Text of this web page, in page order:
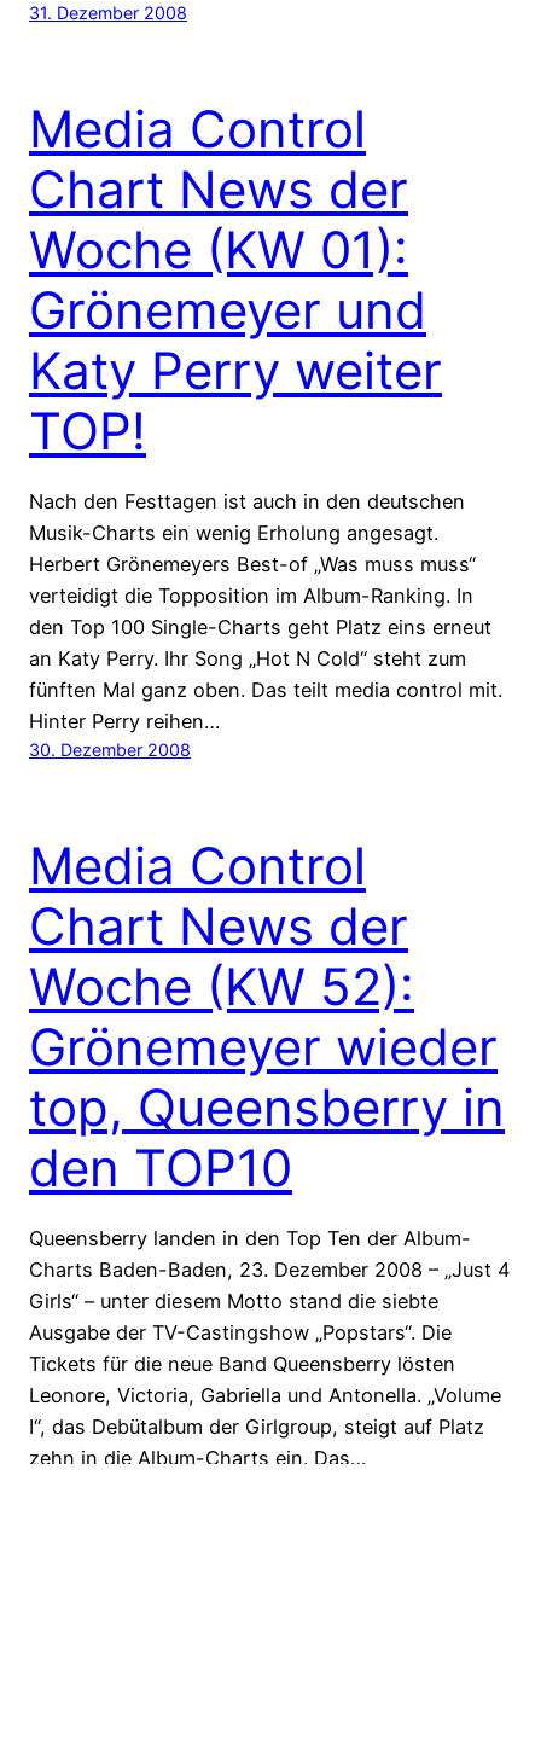
31. Dezember 2008
Media Control
Chart News der
Woche (KW 01):
Grönemeyer und
Katy Perry weiter
TOP!
Nach den Festtagen ist auch in den deutschen
Musik-Charts ein wenig Erholung angesagt.
Herbert Grönemeyers Best-of „Was muss muss“
verteidigt die Topposition im Album-Ranking. In
den Top 100 Single-Charts geht Platz eins erneut
an Katy Perry. Ihr Song „Hot N Cold“ steht zum
fünften Mal ganz oben. Das teilt media control mit.
Hinter Perry reihen…
30. Dezember 2008
Media Control
Chart News der
Woche (KW 52):
Grönemeyer wieder
top, Queensberry in
den TOP10
Queensberry landen in den Top Ten der Album-
Charts Baden-Baden, 23. Dezember 2008 – „Just 4
Girls“ – unter diesem Motto stand die siebte
Ausgabe der TV-Castingshow „Popstars“. Die
Tickets für die neue Band Queensberry lösten
Leonore, Victoria, Gabriella und Antonella. „Volume
I“, das Debütalbum der Girlgroup, steigt auf Platz
zehn in die Album-Charts ein. Das…